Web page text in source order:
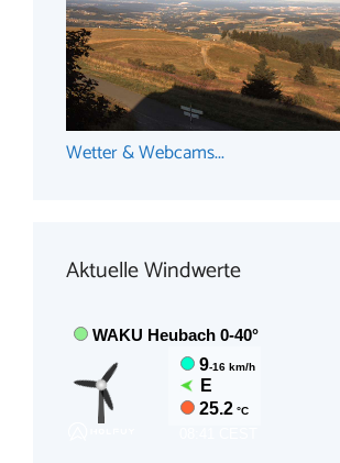
Wetter & Webcams...
Aktuelle Windwerte